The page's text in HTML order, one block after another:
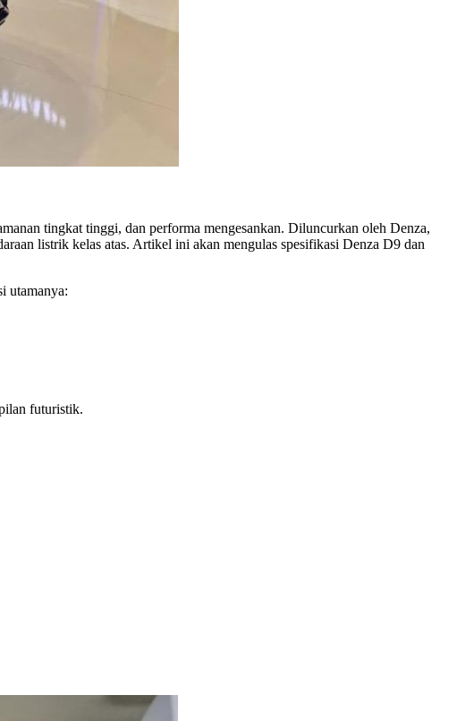
tingkat tinggi, dan performa mengesankan. Diluncurkan oleh Denza,
listrik kelas atas. Artikel ini akan mengulas spesifikasi Denza D9 dan
utamanya:
futuristik.